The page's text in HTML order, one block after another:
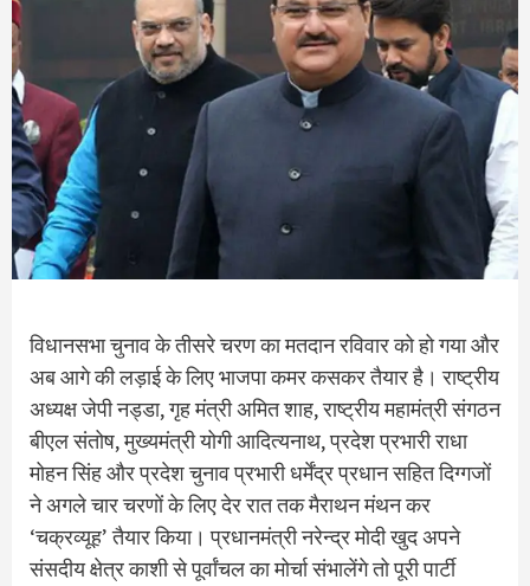
विधानसभा चुनाव के तीसरे चरण का मतदान रविवार को हो गया और
अब आगे की लड़ाई के लिए भाजपा कमर कसकर तैयार है। राष्ट्रीय
अध्यक्ष जेपी नड्डा, गृह मंत्री अमित शाह, राष्ट्रीय महामंत्री संगठन
बीएल संतोष, मुख्यमंत्री योगी आदित्यनाथ, प्रदेश प्रभारी राधा
मोहन सिंह और प्रदेश चुनाव प्रभारी धर्मेंद्र प्रधान सहित दिग्गजों
ने अगले चार चरणों के लिए देर रात तक मैराथन मंथन कर
‘चक्रव्यूह’ तैयार किया। प्रधानमंत्री नरेन्द्र मोदी खुद अपने
संसदीय क्षेत्र काशी से पूर्वांचल का मोर्चा संभालेंगे तो पूरी पार्टी